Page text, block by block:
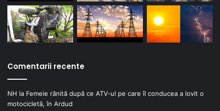
Comentarii recente
NH la Femeie rănită după ce ATV-ul pe care îl conducea a lovit o
motocicletă, în Ardud